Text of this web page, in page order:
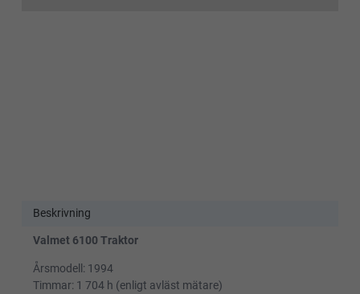
Beskrivning
Valmet 6100 Traktor
Årsmodell: 1994
Timmar: 1 704 h (enligt avläst mätare)